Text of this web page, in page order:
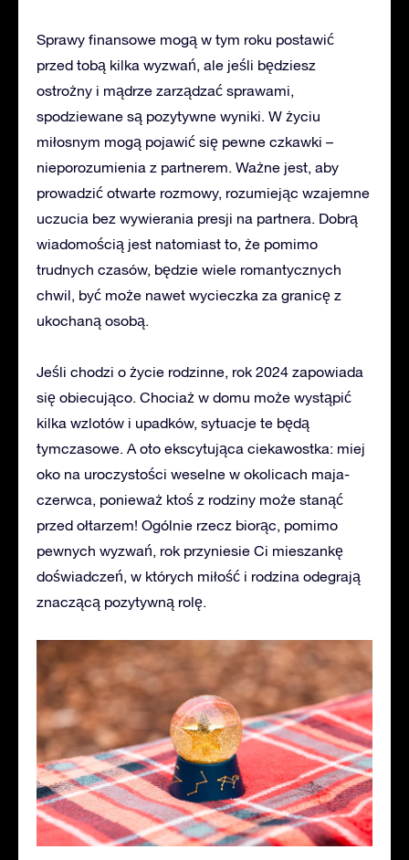
Sprawy finansowe mogą w tym roku postawić
przed tobą kilka wyzwań, ale jeśli będziesz
ostrożny i mądrze zarządzać sprawami,
spodziewane są pozytywne wyniki. W życiu
miłosnym mogą pojawić się pewne czkawki –
nieporozumienia z partnerem. Ważne jest, aby
prowadzić otwarte rozmowy, rozumiejąc wzajemne
uczucia bez wywierania presji na partnera. Dobrą
wiadomością jest natomiast to, że pomimo
trudnych czasów, będzie wiele romantycznych
chwil, być może nawet wycieczka za granicę z
ukochaną osobą.
Jeśli chodzi o życie rodzinne, rok 2024 zapowiada
się obiecująco. Chociaż w domu może wystąpić
kilka wzlotów i upadków, sytuacje te będą
tymczasowe. A oto ekscytująca ciekawostka: miej
oko na uroczystości weselne w okolicach maja-
czerwca, ponieważ ktoś z rodziny może stanąć
przed ołtarzem! Ogólnie rzecz biorąc, pomimo
pewnych wyzwań, rok przyniesie Ci mieszankę
doświadczeń, w których miłość i rodzina odegrają
znaczącą pozytywną rolę.